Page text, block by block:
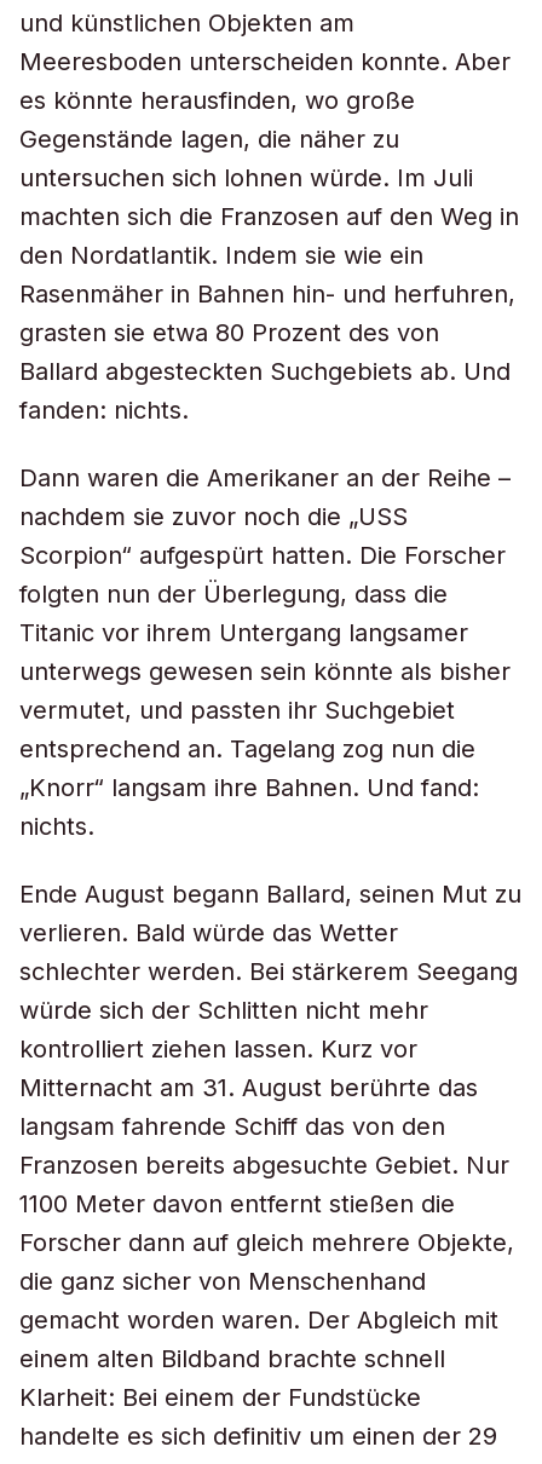
und künstlichen Objekten am
Meeresboden unterscheiden konnte. Aber
es könnte herausfinden, wo große
Gegenstände lagen, die näher zu
untersuchen sich lohnen würde. Im Juli
machten sich die Franzosen auf den Weg in
den Nordatlantik. Indem sie wie ein
Rasenmäher in Bahnen hin- und herfuhren,
grasten sie etwa 80 Prozent des von
Ballard abgesteckten Suchgebiets ab. Und
fanden: nichts.
Dann waren die Amerikaner an der Reihe –
nachdem sie zuvor noch die „USS
Scorpion“ aufgespürt hatten. Die Forscher
folgten nun der Überlegung, dass die
Titanic vor ihrem Untergang langsamer
unterwegs gewesen sein könnte als bisher
vermutet, und passten ihr Suchgebiet
entsprechend an. Tagelang zog nun die
„Knorr“ langsam ihre Bahnen. Und fand:
nichts.
Ende August begann Ballard, seinen Mut zu
verlieren. Bald würde das Wetter
schlechter werden. Bei stärkerem Seegang
würde sich der Schlitten nicht mehr
kontrolliert ziehen lassen. Kurz vor
Mitternacht am 31. August berührte das
langsam fahrende Schiff das von den
Franzosen bereits abgesuchte Gebiet. Nur
1100 Meter davon entfernt stießen die
Forscher dann auf gleich mehrere Objekte,
die ganz sicher von Menschenhand
gemacht worden waren. Der Abgleich mit
einem alten Bildband brachte schnell
Klarheit: Bei einem der Fundstücke
handelte es sich definitiv um einen der 29